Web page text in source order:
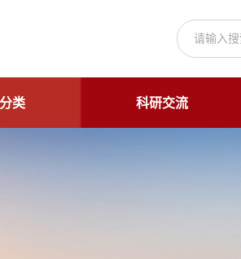
类 科研交流